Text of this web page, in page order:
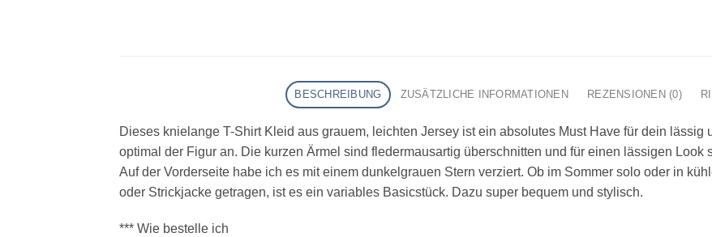
BESCHREIBUNG ZUSÄTZLICHE INFORMATIONEN REZENSIONEN (0)
Dieses knielange T-Shirt Kleid aus grauem, leichten Jersey ist ein absolutes Must Have für dein lässig
optimal der Figur an. Die kurzen Ärmel sind fledermausartig überschnitten und für einen lässigen Look
Auf der Vorderseite habe ich es mit einem dunkelgrauen Stern verziert. Ob im Sommer solo oder in
oder Strickjacke getragen, ist es ein variables Basicstück. Dazu super bequem und stylisch.
*** Wie bestelle ich